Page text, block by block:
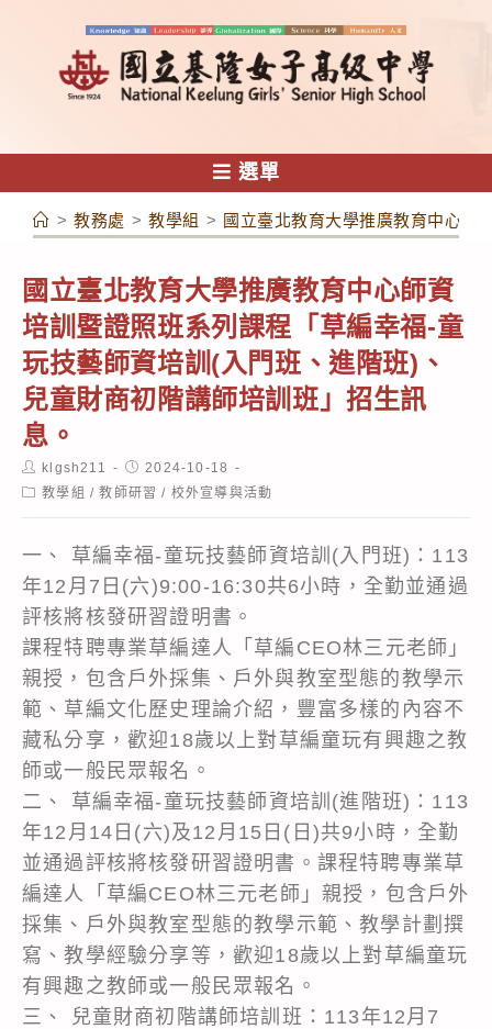
容
選單
> 教務處 > 教學組 > 國立臺北教育大學推廣教育中心師
國立臺北教育大學推廣教育中心師資
培訓暨證照班系列課程「草編幸福-童
玩技藝師資培訓(入門班、進階班)、
兒童財商初階講師培訓班」招生訊
息。
Post
author:
klgsh211
Post
published:
2024-10-18
Post教學組 / 教師研習 / 校外宣導與活動
一、 草編幸福-童玩技藝師資培訓(入門班)：113
年12月7日(六)9:00-16:30共6小時，全勤並通過
評核將核發研習證明書。
課程特聘專業草編達人「草編CEO林三元老師」
親授，包含戶外採集、戶外與教室型態的教學示
範、草編文化歷史理論介紹，豐富多樣的內容不
藏私分享，歡迎18歲以上對草編童玩有興趣之教
師或一般民眾報名。
二、 草編幸福-童玩技藝師資培訓(進階班)：113
年12月14日(六)及12月15日(日)共9小時，全勤
並通過評核將核發研習證明書。課程特聘專業草
編達人「草編CEO林三元老師」親授，包含戶外
採集、戶外與教室型態的教學示範、教學計劃撰
寫、教學經驗分享等，歡迎18歲以上對草編童玩
有興趣之教師或一般民眾報名。
三、 兒童財商初階講師培訓班：113年12月7